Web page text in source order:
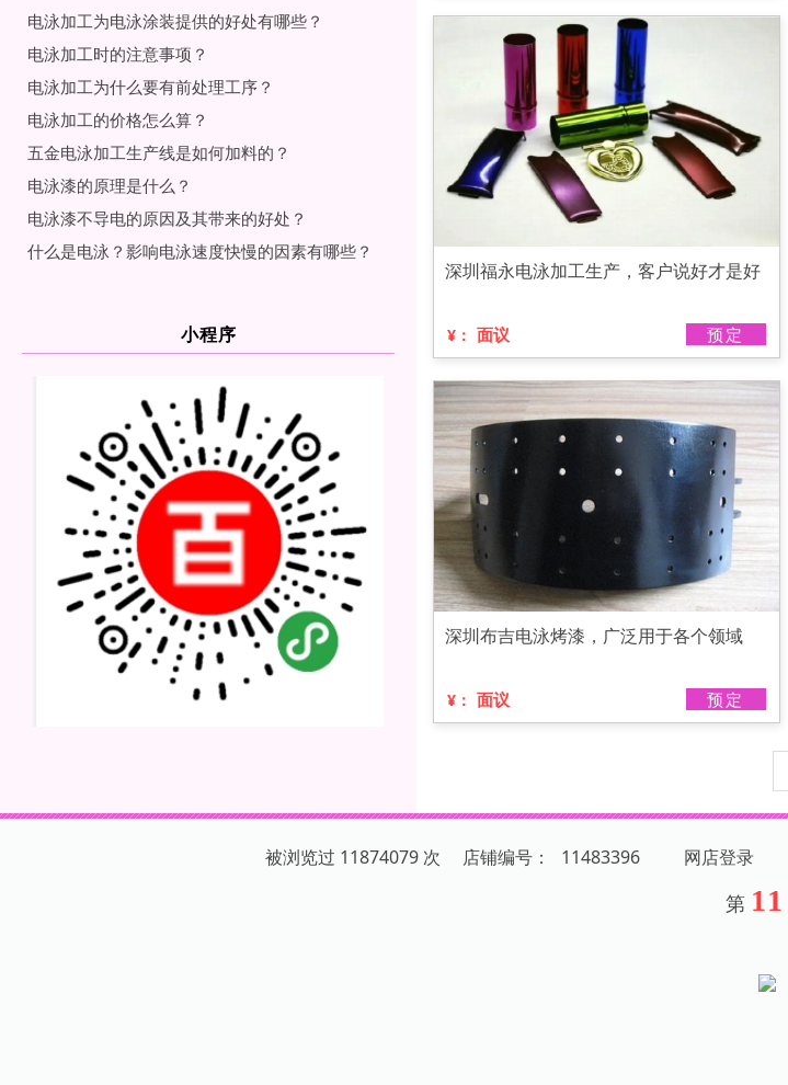
电泳加工为电泳涂装提供的好处有哪些？
电泳加工时的注意事项？
电泳加工为什么要有前处理工序？
电泳加工的价格怎么算？
五金电泳加工生产线是如何加料的？
电泳漆的原理是什么？
电泳漆不导电的原因及其带来的好处？
什么是电泳？影响电泳速度快慢的因素有哪些？
小程序
深圳福永电泳加工生产，客户说好才是好
¥： 面议 预定
深圳布吉电泳烤漆，广泛用于各个领域
¥： 面议 预定
被浏览过 11874079 次 店铺编号： 11483396 网店登录
第 11